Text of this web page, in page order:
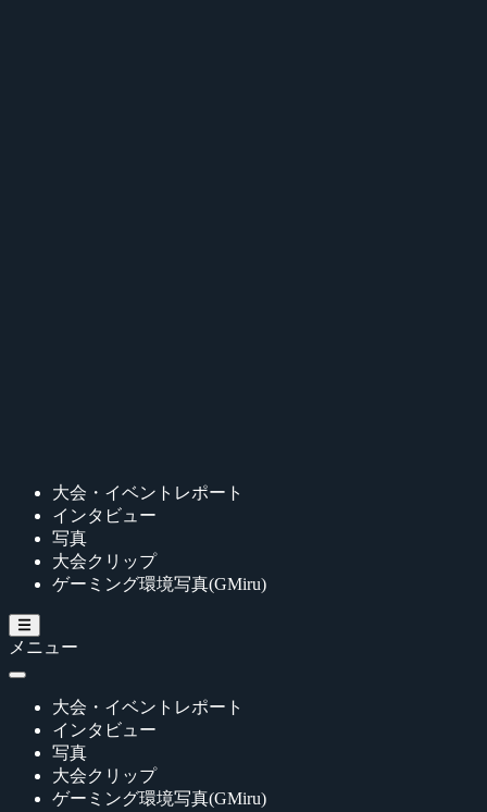
大会・イベントレポート
インタビュー
写真
大会クリップ
ゲーミング環境写真(GMiru)
メニュー
大会・イベントレポート
インタビュー
写真
大会クリップ
ゲーミング環境写真(GMiru)